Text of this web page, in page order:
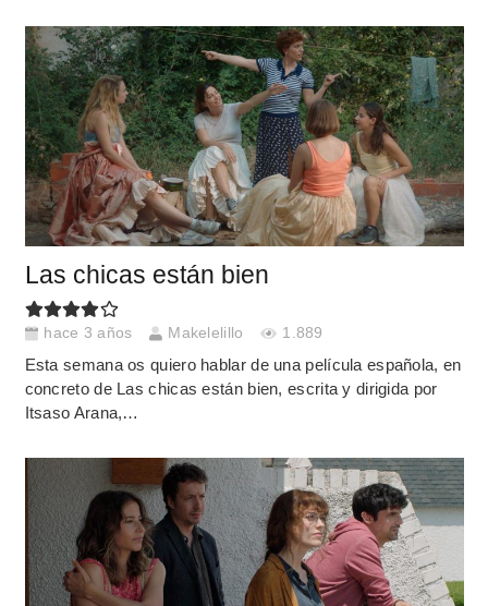
Las chicas están bien
hace 3 años Makelelillo 1.889
Esta semana os quiero hablar de una película española, en
concreto de Las chicas están bien, escrita y dirigida por
Itsaso Arana,…